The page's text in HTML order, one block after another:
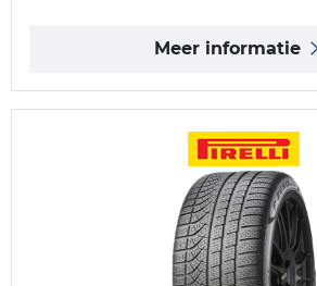
Meer informatie